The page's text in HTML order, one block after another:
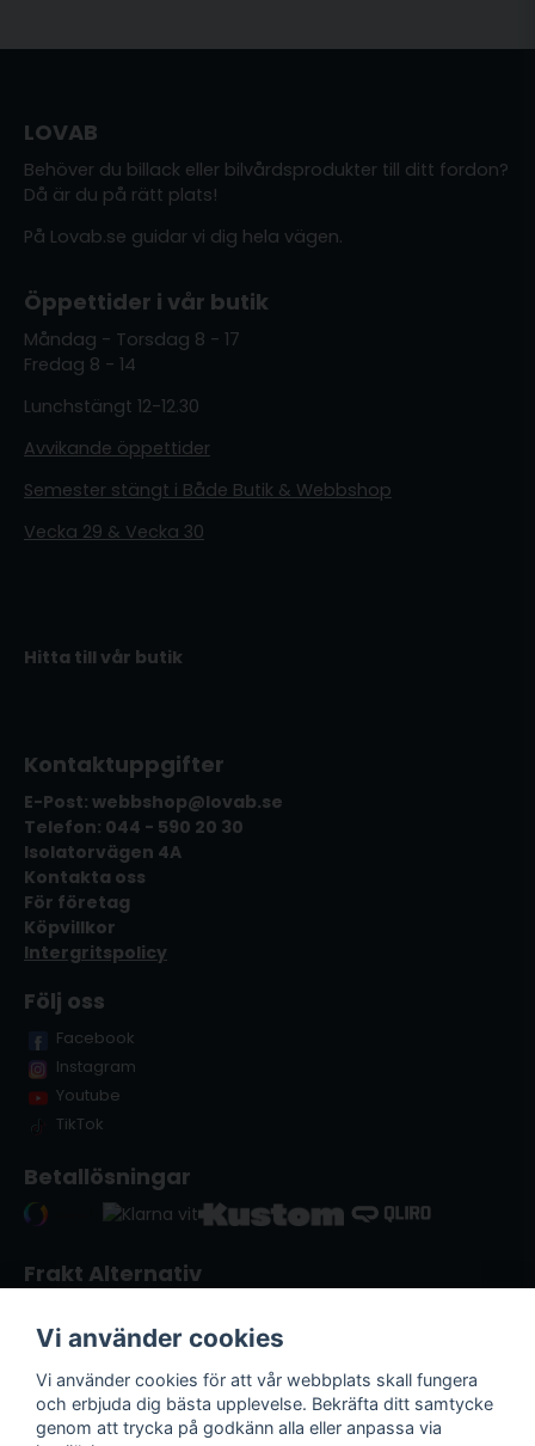
LOVAB
Behöver du billack eller bilvårdsprodukter till ditt fordon?
Då är du på rätt plats!
På Lovab.se guidar vi dig hela vägen.
Öppettider i vår butik
Måndag - Torsdag 8 - 17
Fredag 8 - 14
Lunchstängt 12-12.30
Avvikande öppettider
Semester stängt i Både Butik & Webbshop
Vecka 29 & Vecka 30
Hitta till vår butik
Kontaktuppgifter
E-Post: webbshop@lovab.se
Telefon: 044 - 590 20 30
Isolatorvägen 4A
Kontakta oss
För företag
Köpvillkor
Intergritspolicy
Följ oss
Facebook
Instagram
Youtube
TikTok
Betallösningar
Frakt Alternativ
Vi använder cookies
Vi använder cookies för att vår webbplats skall fungera
och erbjuda dig bästa upplevelse. Bekräfta ditt samtycke
genom att trycka på godkänn alla eller anpassa via